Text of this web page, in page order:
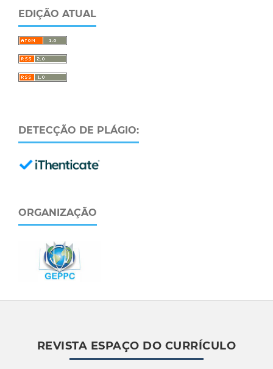
EDIÇÃO ATUAL
DETECÇÃO DE PLÁGIO:
ORGANIZAÇÃO
REVISTA ESPAÇO DO CURRÍCULO